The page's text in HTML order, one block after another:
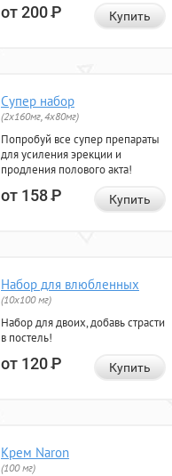
от 200Р Купить
Супер набор
(2х160мг, 4х80мг)
Попробуй все супер препараты
для усиления эрекции и
продления полового акта!
от 158Р Купить
Набор для влюбленных
(10х100 мг)
Набор для двоих, добавь страсти
в постель!
от 120Р Купить
Крем Naron
(100 мг)